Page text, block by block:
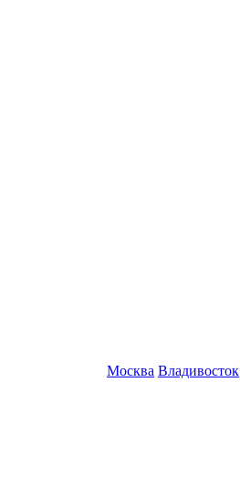
Москва Владивосток